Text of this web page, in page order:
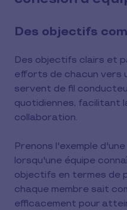
Des objectifs
Des objectifs clairs et
efforts de chacun vers
servent de fil
quotidiennes, facilitant
collaboration.
Prenons l'exemple
lorsqu'une équipe
objectifs en termes de
chaque membre sait
efficacement pour